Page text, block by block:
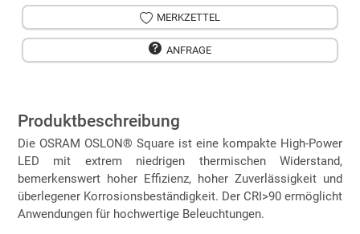
MERKZETTEL
ANFRAGE
Produktbeschreibung
Die OSRAM OSLON® Square ist eine kompakte High-Power
LED mit extrem niedrigen thermischen Widerstand,
bemerkenswert hoher Effizienz, hoher Zuverlässigkeit und
überlegener Korrosionsbeständigkeit. Der CRI>90 ermöglicht
Anwendungen für hochwertige Beleuchtungen.